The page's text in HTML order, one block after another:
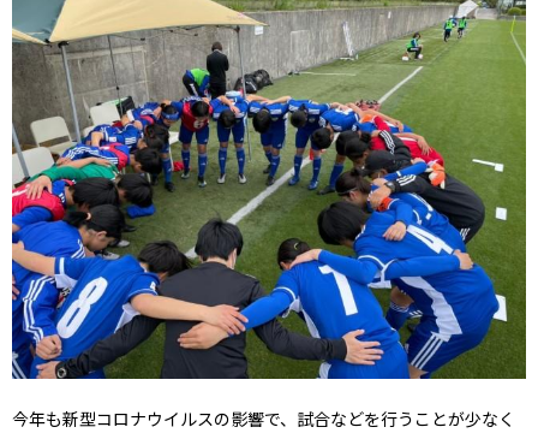
今年も新型コロナウイルスの影響で、試合などを行うことが少なく